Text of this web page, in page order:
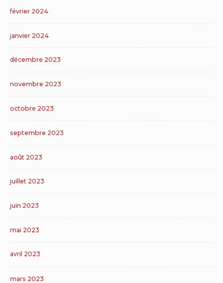
février 2024
janvier 2024
décembre 2023
novembre 2023
octobre 2023
septembre 2023
août 2023
juillet 2023
juin 2023
mai 2023
avril 2023
mars 2023